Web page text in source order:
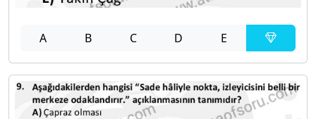
A B C D E